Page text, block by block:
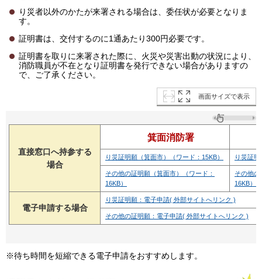
り災者以外のかたが来署される場合は、委任状が必要となりま
す。
証明書は、交付するのに1通あたり300円必要です。
証明書を取りに来署された際に、火災や災害出動の状況により、
消防職員が不在となり証明書を発行できない場合がありますの
で、ご了承ください。
画面サイズで表示
直接窓口へ持参する
場合
箕面消防署
り災証明願（箕面市）（ワード：15KB） り災証
その他の証明願（箕面市）（ワード：
16KB）
その他
16KB）
電子申請する場合
り災証明願：電子申請( 外部サイトへリンク )
その他の証明願：電子申請( 外部サイトへリンク )
※待ち時間を短縮できる電子申請をおすすめします。